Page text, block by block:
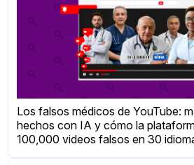
Los falsos médicos de YouTube:
hechos con IA y cómo la
100,000 videos falsos en 30